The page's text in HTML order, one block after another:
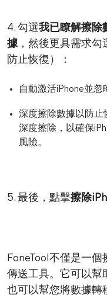
4. 勾選我已瞭解擦除
據，然後更具需求勾
防止恢復）：
自動激活iPhone並
深度擦除數據以防止
深度擦除，以確保
風險。
5. 最後，點擊擦除
FoneTool不僅是一
傳送工具。它可以幫
也可以幫您將數據轉